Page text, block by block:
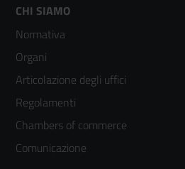
Footer
menù
colonna
3
CHI SIAMO
Normativa
Organi
Articolazione degli uffici
Regolamenti
Chambers of commerce
Comunicazione